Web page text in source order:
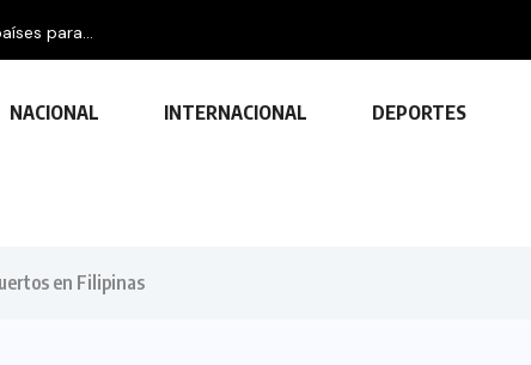
para...
NACIONAL INTERNACIONAL DEPORTES
en Filipinas